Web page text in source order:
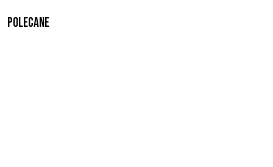
Polecane